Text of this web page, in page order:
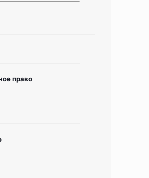
право